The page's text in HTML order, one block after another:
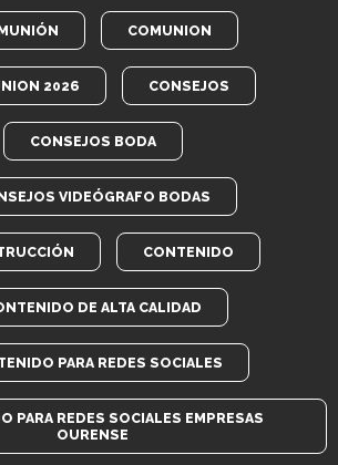
COMUNION
2026 CONSEJOS
CONSEJOS BODA
VIDEÓGRAFO BODAS
CONTENIDO
DE ALTA CALIDAD
PARA REDES SOCIALES
PARA REDES SOCIALES EMPRESAS
OURENSE